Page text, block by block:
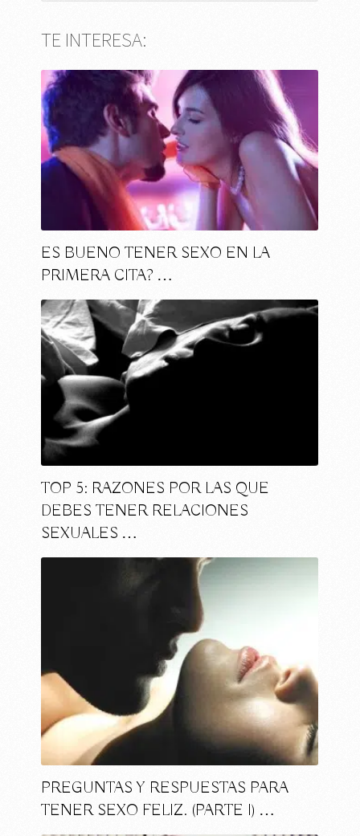
TE INTERESA:
ES BUENO TENER SEXO EN LA
PRIMERA CITA? …
TOP 5: RAZONES POR LAS QUE
DEBES TENER RELACIONES
SEXUALES …
PREGUNTAS Y RESPUESTAS PARA
TENER SEXO FELIZ. (PARTE I) …